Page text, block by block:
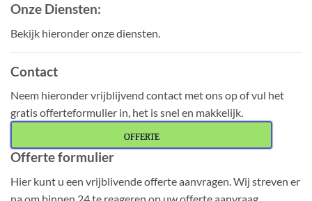
Onze Diensten:
Bekijk hieronder onze diensten.
Contact
Neem hieronder vrijblijvend contact met ons op of vul het
gratis offerteformulier in, het is snel en makkelijk.
OFFERTE
Offerte formulier
Hier kunt u een vrijblivende offerte aanvragen. Wij streven er